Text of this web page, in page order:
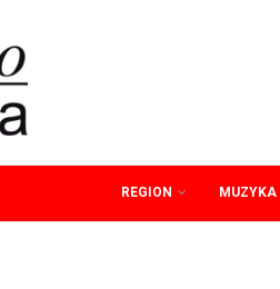
REGION MUZYKA